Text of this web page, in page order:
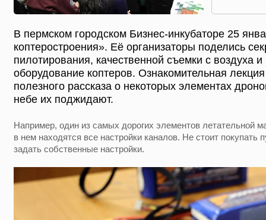
В пермском городском Бизнес-инкубаторе 25
коптеростроения». Её организаторы поделись
пилотирования, качественной съемки с воздуха
оборудование коптеров. Ознакомительная
полезного рассказа о некоторых элементах
небе их поджидают.
Например, один из самых дорогих элементов летательной
в нем находятся все настройки каналов. Не стоит покупать
задать собственные настройки.